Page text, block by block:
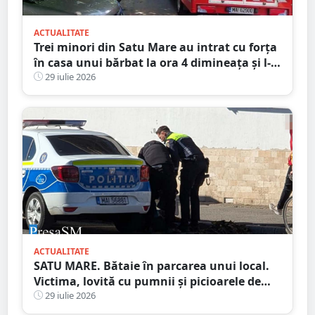
ACTUALITATE
Trei minori din Satu Mare au intrat cu forța
în casa unui bărbat la ora 4 dimineața și l-
au bătut
29 iulie 2026
ACTUALITATE
SATU MARE. Bătaie în parcarea unui local.
Victima, lovită cu pumnii și picioarele de
trei agresori
29 iulie 2026